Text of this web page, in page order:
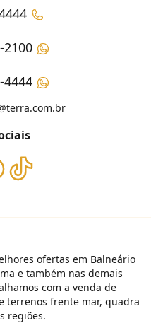
2100
4444
ofertas em Balneário
e também nas demais
com a venda de
terrenos frente mar, quadra
regiões.